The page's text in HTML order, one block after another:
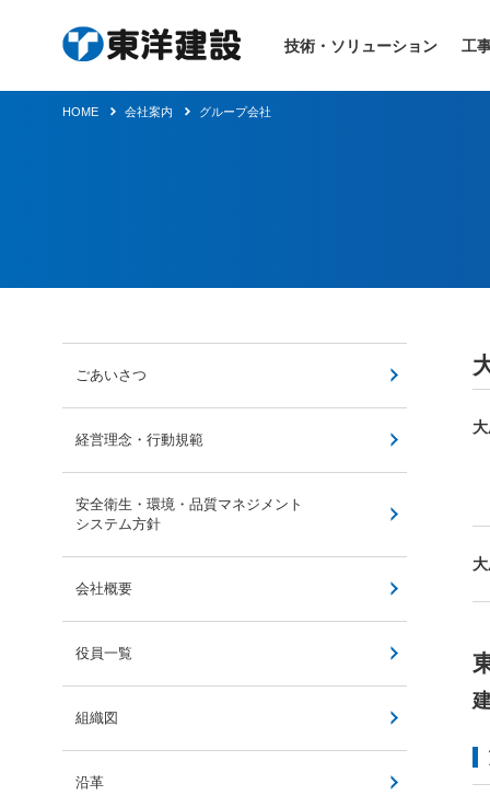
技術・ソリューション 工
HOME 会社案内 グループ会社
ごあいさつ
経営理念・行動規範
安全衛生・環境・品質マネジメント
システム方針
会社概要
役員一覧
組織図
沿革